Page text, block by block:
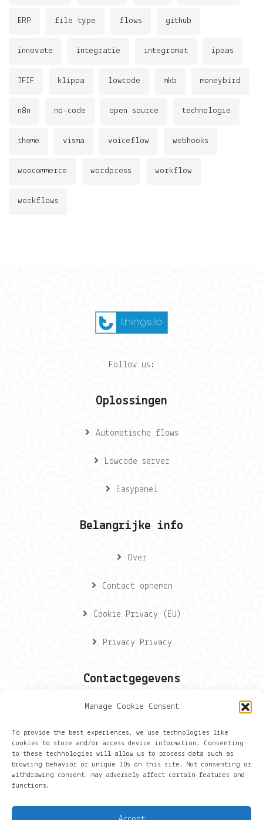
Manage Cookie Consent
To provide the best experiences, we use technologies like
cookies to store and/or access device information. Consenting
to these technologies will allow us to process data such as
browsing behavior or unique IDs on this site. Not consenting or
withdrawing consent, may adversely affect certain features and
functions.
ERP file type flows github
innovate integratie integromat ipaas
JFIF klippa lowcode mkb moneybird
n8n no-code open source technologie
theme visma voiceflow webhooks
woocommerce wordpress workflow
workflows
Follow us:
Oplossingen
Automatische flows
Lowcode server
Easypanel
Belangrijke info
Over
Contact opnemen
Cookie Privacy (EU)
Privacy Privacy
Contactgegevens
Onze gegevens
Groningen
+316 430 44 656